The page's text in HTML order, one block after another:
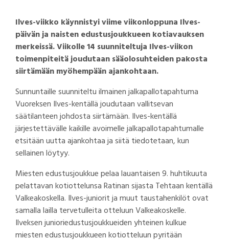
Ilves-viikko käynnistyi viime viikonloppuna Ilves-
päivän ja naisten edustusjoukkueen kotiavauksen
merkeissä. Viikolle 14 suunniteltuja Ilves-viikon
toimenpiteitä joudutaan sääolosuhteiden pakosta
siirtämään myöhempään ajankohtaan.
Sunnuntaille suunniteltu ilmainen jalkapallotapahtuma
Vuoreksen Ilves-kentällä joudutaan vallitsevan
säätilanteen johdosta siirtämään. Ilves-kentällä
järjestettävälle kaikille avoimelle jalkapallotapahtumalle
etsitään uutta ajankohtaa ja siitä tiedotetaan, kun
sellainen löytyy.
Miesten edustusjoukkue pelaa lauantaisen 9. huhtikuuta
pelattavan kotiottelunsa Ratinan sijasta Tehtaan kentällä
Valkeakoskella. Ilves-juniorit ja muut taustahenkilöt ovat
samalla lailla tervetulleita otteluun Valkeakoskelle.
Ilveksen junioriedustusjoukkueiden yhteinen kulkue
miesten edustusjoukkueen kotiotteluun pyritään